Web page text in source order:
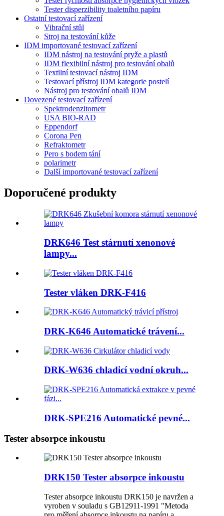
Tester disperzibility toaletního papíru
Ostatní testovací zařízení
Vibrační stůl
Stroj na testování kůže
IDM importované testovací zařízení
IDM nástroj na testování pryže a plastů
IDM flexibilní nástroj pro testování obalů
Textilní testovací nástroj IDM
Testovací přístroj IDM kategorie postelí
Nástroj pro testování obalů IDM
Dovezené testovací zařízení
Spektrodenzitometr
USA BIO-RAD
Eppendorf
Corona Pen
Refraktometr
Pero s bodem tání
polarimetr
Další importované testovací zařízení
Doporučené produkty
DRK646 Test stárnutí xenonové
lampy...
Tester vláken DRK-F416
DRK-K646 Automatické trávení...
DRK-W636 chladicí vodní okruh...
DRK-SPE216 Automatické pevné...
Tester absorpce inkoustu
DRK150 Tester absorpce inkoustu
Tester absorpce inkoustu DRK150 je navržen a
vyroben v souladu s GB12911-1991 "Metoda